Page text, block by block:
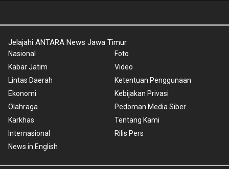
Jelajahi ANTARA News Jawa Timur
Nasional
Kabar Jatim
Lintas Daerah
Ekonomi
Olahraga
Karkhas
Internasional
News in English
Foto
Video
Ketentuan Penggunaan
Kebijakan Privasi
Pedoman Media Siber
Tentang Kami
Rilis Pers